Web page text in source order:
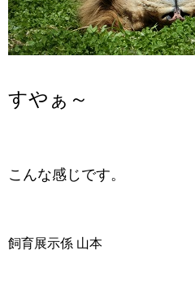
すやぁ～
こんな感じです。
飼育展示係 山本